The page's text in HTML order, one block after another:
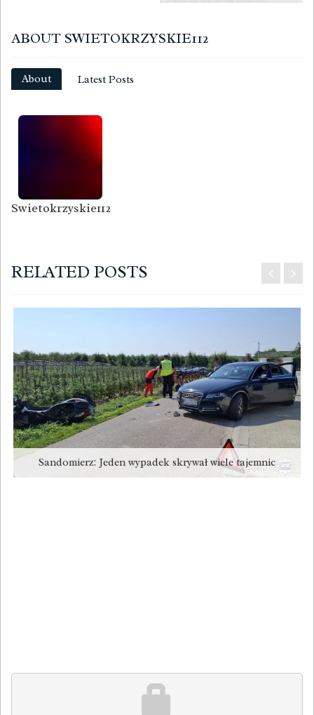
ABOUT SWIETOKRZYSKIE112
About Latest Posts
Swietokrzyskie112
RELATED POSTS
Sandomierz: Jeden wypadek skrywał wiele tajemnic